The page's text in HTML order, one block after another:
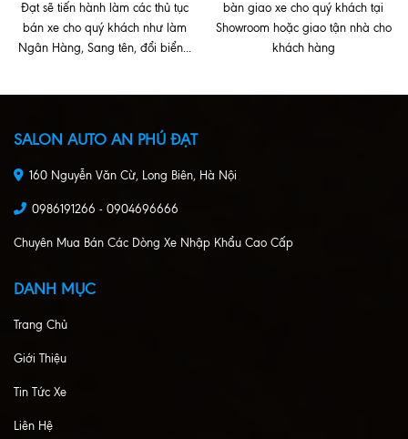
Đạt sẽ tiến hành làm các thủ tục
bán xe cho quý khách như làm
Ngân Hàng, Sang tên, đổi biển...
bàn giao xe cho quý khách tại
Showroom hoặc giao tận nhà cho
khách hàng
SALON AUTO AN PHÚ ĐẠT
160 Nguyễn Văn Cừ, Long Biên, Hà Nội
0986191266 - 0904696666
Chuyên Mua Bán Các Dòng Xe Nhập Khẩu Cao Cấp
DANH MỤC
Trang Chủ
Giới Thiệu
Tin Tức Xe
Liên Hệ